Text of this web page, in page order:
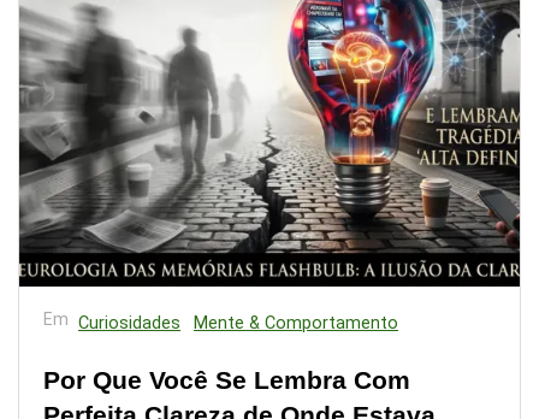
Em Curiosidades Mente & Comportamento
Por Que Você Se Lembra Com